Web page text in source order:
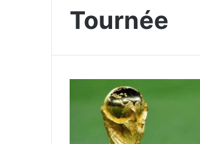
Tournée